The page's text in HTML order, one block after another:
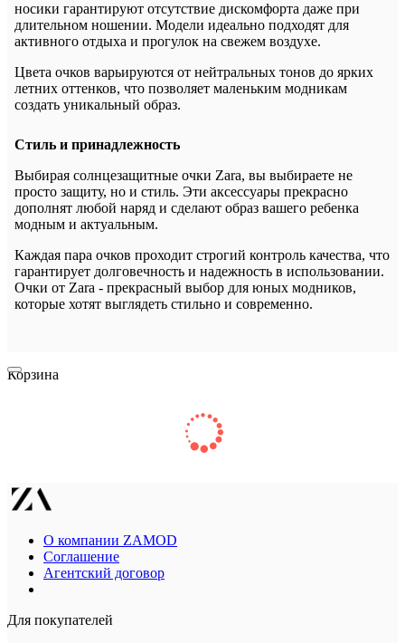
носики гарантируют отсутствие дискомфорта даже при
длительном ношении. Модели идеально подходят для
активного отдыха и прогулок на свежем воздухе.
Цвета очков варьируются от нейтральных тонов до ярких
летних оттенков, что позволяет маленьким модникам
создать уникальный образ.
Стиль и принадлежность
Выбирая солнцезащитные очки Zara, вы выбираете не
просто защиту, но и стиль. Эти аксессуары прекрасно
дополнят любой наряд и сделают образ вашего ребенка
модным и актуальным.
Каждая пара очков проходит строгий контроль качества, что
гарантирует долговечность и надежность в использовании.
Очки от Zara - прекрасный выбор для юных модников,
которые хотят выглядеть стильно и современно.
Корзина
О компании ZAMOD
Соглашение
Агентский договор
Для покупателей